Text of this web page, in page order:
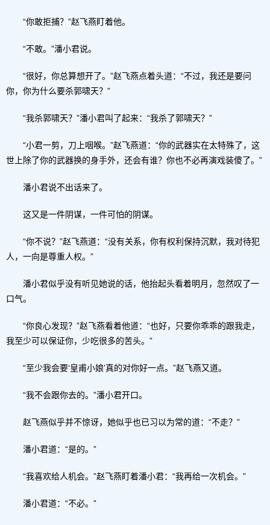
“你敢拒捕？”赵飞燕盯着他。
“不敢。”潘小君说。
“很好，你总算想开了。”赵飞燕点着头道：“不过，我还是要问
你，你为什么要杀郭啸天？”
“我杀郭啸天？”潘小君叫了起来：“我杀了郭啸天？”
“小君一剪，刀上咽喉。”赵飞燕道：“你的武器实在太特殊了，这
世上除了你的武器换的身手外，还会有谁？你也不必再演戏装傻了。”
潘小君说不出话来了。
这又是一件阴谋，一件可怕的阴谋。
“你不说？”赵飞燕道：“没有关系，你有权利保持沉默，我对待犯
人，一向是尊重人权。”
潘小君似乎没有听见她说的话，他抬起头看着明月，忽然叹了一
口气。
“你良心发现？”赵飞燕看着他道：“也好，只要你乖乖的跟我走，
我至少可以保证你，少吃很多的苦头。”
“至少我会要‘皇甫小娘’真的对你好一点。”赵飞燕又道。
“我不会跟你去的。”潘小君开口。
赵飞燕似乎并不惊讶，她似乎也已习以为常的道：“不走？”
潘小君道：“是的。”
“我喜欢给人机会。”赵飞燕盯着潘小君：“我再给一次机会。”
潘小君道：“不必。”